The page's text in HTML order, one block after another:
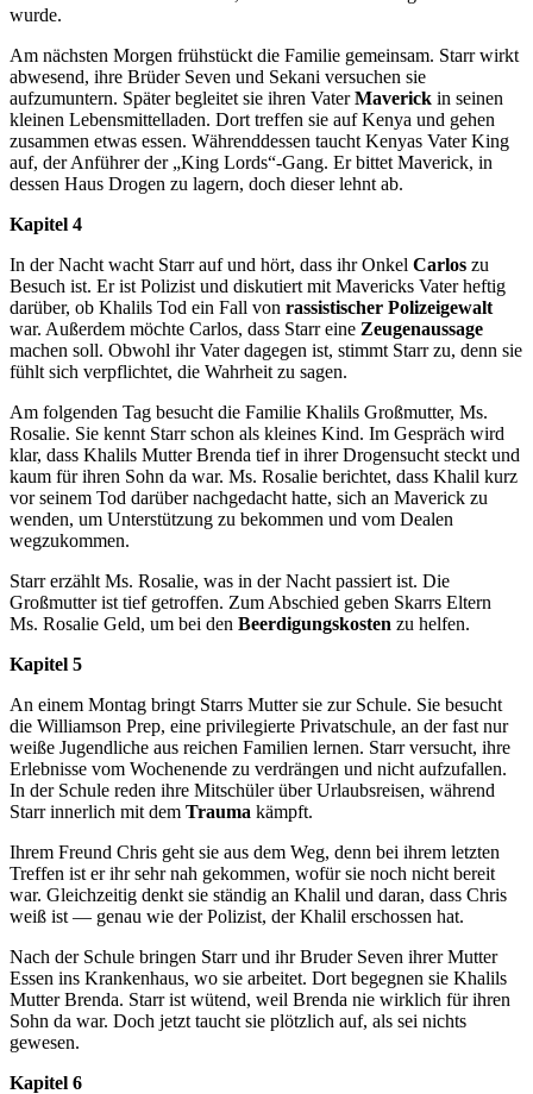
wurde.
Am nächsten Morgen frühstückt die Familie gemeinsam. Starr wirkt
abwesend, ihre Brüder Seven und Sekani versuchen sie
aufzumuntern. Später begleitet sie ihren VaterMaverick in seinen
kleinen Lebensmittelladen. Dort treffen sie auf Kenya und gehen
zusammen etwas essen. Währenddessen taucht Kenyas Vater King
auf, der Anführer der „King Lords“-Gang. Er bittet Maverick, in
dessen Haus Drogen zu lagern, doch dieser lehnt ab.
Kapitel 4
In der Nacht wacht Starr auf und hört, dass ihr Onkel Carlos zu
Besuch ist. Er ist Polizist und diskutiert mit Mavericks Vater heftig
darüber, ob Khalils Tod ein Fall von rassistischer Polizeigewalt
war. Außerdem möchte Carlos, dass Starr eine Zeugenaussage
machen soll. Obwohl ihr Vater dagegen ist, stimmt Starr zu, denn sie
fühlt sich verpflichtet, die Wahrheit zu sagen.
Am folgenden Tag besucht die Familie Khalils Großmutter, Ms.
Rosalie. Sie kennt Starr schon als kleines Kind. Im Gespräch wird
klar, dass Khalils Mutter Brenda tief in ihrer Drogensucht steckt und
kaum für ihren Sohn da war. Ms. Rosalie berichtet, dass Khalil kurz
vor seinem Tod darüber nachgedacht hatte, sich an Maverick zu
wenden, um Unterstützung zu bekommen und vom Dealen
wegzukommen.
Starr erzählt Ms. Rosalie, was in der Nacht passiert ist. Die
Großmutter ist tief getroffen. Zum Abschied geben Skarrs Eltern
Ms. Rosalie Geld, um bei den Beerdigungskosten zu helfen.
Kapitel 5
An einem Montag bringt Starrs Mutter sie zur Schule. Sie besucht
die Williamson Prep, eine privilegierte Privatschule, an der fast nur
weiße Jugendliche aus reichen Familien lernen. Starr versucht, ihre
Erlebnisse vom Wochenende zu verdrängen und nicht aufzufallen.
In der Schule reden ihre Mitschüler über Urlaubsreisen, während
Starr innerlich mit dem Trauma kämpft.
Ihrem Freund Chris geht sie aus dem Weg, denn bei ihrem letzten
Treffen ist er ihr sehr nah gekommen, wofür sie noch nicht bereit
war. Gleichzeitig denkt sie ständig an Khalil und daran, dass Chris
weiß ist — genau wie der Polizist, der Khalil erschossen hat.
Nach der Schule bringen Starr und ihr Bruder Seven ihrer Mutter
Essen ins Krankenhaus, wo sie arbeitet. Dort begegnen sie Khalils
Mutter Brenda. Starr ist wütend, weil Brenda nie wirklich für ihren
Sohn da war. Doch jetzt taucht sie plötzlich auf, als sei nichts
gewesen.
Kapitel 6